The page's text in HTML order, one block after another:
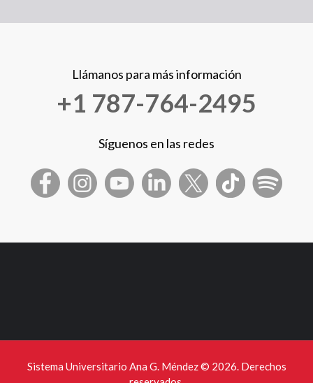
Llámanos para más información
+1 787-764-2495
Síguenos en las redes
Sistema Universitario Ana G. Méndez © 2026. Derechos